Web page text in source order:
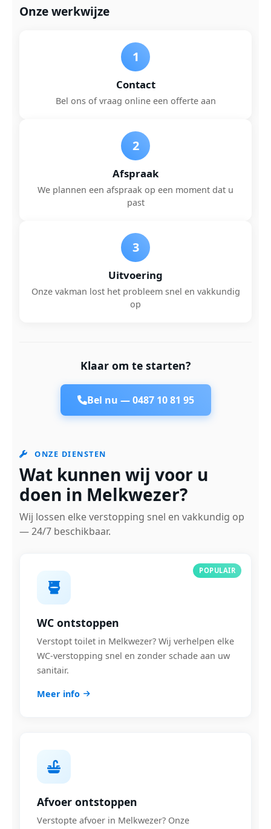
Onze werkwijze
1
Contact
Bel ons of vraag online een offerte aan
2
Afspraak
We plannen een afspraak op een moment dat u
past
3
Uitvoering
Onze vakman lost het probleem snel en vakkundig
op
Klaar om te starten?
Bel nu —0487 10 81 95
ONZE DIENSTEN
Wat kunnen wij voor u
doen in Melkwezer?
Wij lossen elke verstopping snel en vakkundig op
— 24/7 beschikbaar.
POPULAIR
WC ontstoppen
Verstopt toilet in Melkwezer? Wij verhelpen elke
WC-verstopping snel en zonder schade aan uw
sanitair.
Meer info
Afvoer ontstoppen
Verstopte afvoer in Melkwezer? Onze